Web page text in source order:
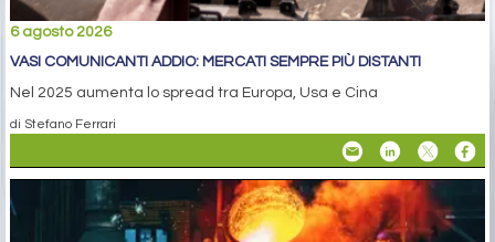
6 agosto 2026
VASI COMUNICANTI ADDIO: MERCATI SEMPRE PIÙ DISTANTI
Nel 2025 aumenta lo spread tra Europa, Usa e Cina
di Stefano Ferrari